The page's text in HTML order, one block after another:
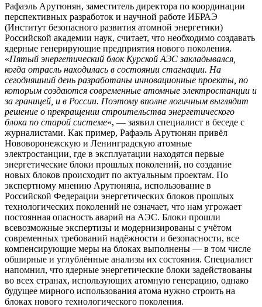
Рафаэль Арутюнян, заместитель директора по координации
перспективных разработок и научной работе ИБРАЭ
(Институт безопасного развития атомной энергетики)
Российской академии наук, считает, что необходимо создавать
ядерные генерирующие предприятия нового поколения.
«Пятый энергетический блок Курской АЭС закладывался,
когда отрасль находилась в состоянии стагнации. На
сегодняшний день разработаны инновационные проекты, по
которым создаются современные атомные электростанции и
за границей, и в России. Поэтому вполне логичным выглядит
решение о прекращении строительства энергетического
блока по старой системе«, — заявил специалист в беседе с
журналистами. Как пример, Рафаэль Арутюнян привёл
Нововоронежскую и Ленинградскую атомные
электростанции, где в эксплуатации находятся первые
энергетические блоки прошлых поколений, но создание
новых блоков происходит по актуальным проектам. По
экспертному мнению Арутюняна, использование в
Российской Федерации энергетических блоков прошлых
технологических поколений не означает, что нам угрожает
постоянная опасность аварий на АЭС. Блоки прошли
всевозможные экспертизы и модернизированы с учётом
современных требований надёжности и безопасности, все
компенсирующие меры на блоках выполнены — в том числе
обширные и углублённые анализы их состояния. Специалист
напомнил, что ядерные энергетические блоки задействованы
во всех странах, использующих атомную генерацию, однако
будущее мирного использования атома нужно строить на
блоках нового технологического поколения.